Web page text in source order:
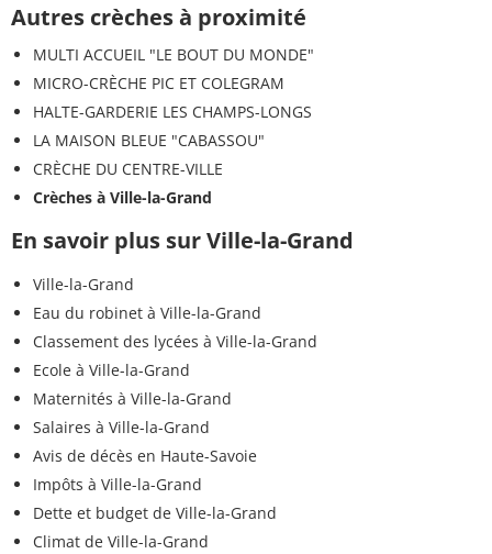
Autres crèches à proximité
MULTI ACCUEIL "LE BOUT DU MONDE"
MICRO-CRÈCHE PIC ET COLEGRAM
HALTE-GARDERIE LES CHAMPS-LONGS
LA MAISON BLEUE "CABASSOU"
CRÈCHE DU CENTRE-VILLE
Crèches à Ville-la-Grand
En savoir plus sur Ville-la-Grand
Ville-la-Grand
Eau du robinet à Ville-la-Grand
Classement des lycées à Ville-la-Grand
Ecole à Ville-la-Grand
Maternités à Ville-la-Grand
Salaires à Ville-la-Grand
Avis de décès en Haute-Savoie
Impôts à Ville-la-Grand
Dette et budget de Ville-la-Grand
Climat de Ville-la-Grand